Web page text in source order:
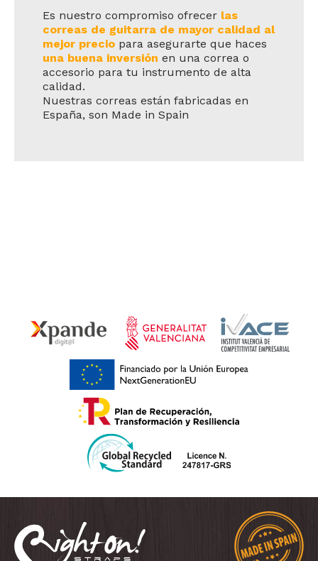
Es nuestro compromiso ofrecer las
correas de guitarra de mayor calidad al
mejor precio para asegurarte que haces
una buena inversión en una correa o
accesorio para tu instrumento de alta
calidad.
Nuestras correas están fabricadas en
España, son Made in Spain